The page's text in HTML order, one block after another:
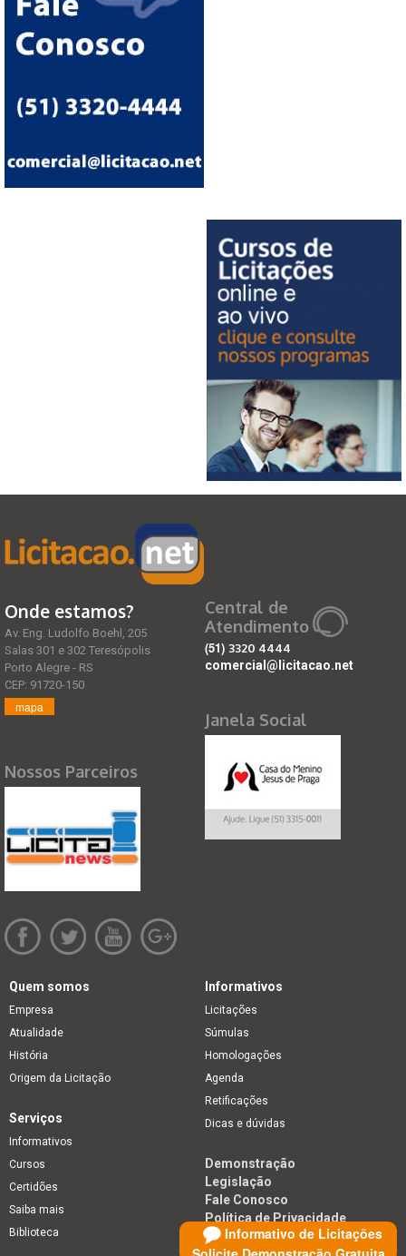
Informativo de Licitações
Onde estamos?
Av. Eng. Ludolfo Boehl, 205
Salas 301 e 302 Teresópolis
Porto Alegre - RS
CEP: 91720-150
mapa
Nossos Parceiros
Central de
Atendimento
(51) 3320 4444
comercial@licitacao.net
Janela Social
Quem somos
Empresa
Atualidade
História
Origem da Licitação
Informativos
Licitações
Súmulas
Homologações
Agenda
Retificações
Dicas e dúvidas
Serviços
Informativos
Cursos
Certidões
Saiba mais
Biblioteca
Demonstração
Legislação
Fale Conosco
Política de Privacidade